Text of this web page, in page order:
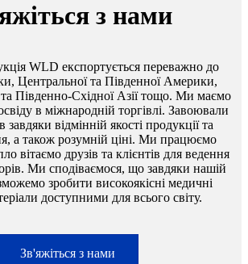
з нами
WLD експортується переважно до
Центральної та Південної Америки,
Південно-Східної Азії тощо. Ми маємо
в міжнародній торгівлі. Завоювали
завдяки відмінній якості продукції та
а також розумній ціні. Ми працюємо
вітаємо друзів та клієнтів для ведення
Ми сподіваємося, що завдяки нашій
зробити високоякісні медичні
доступними для всього світу.
Зв'яжіться з нами